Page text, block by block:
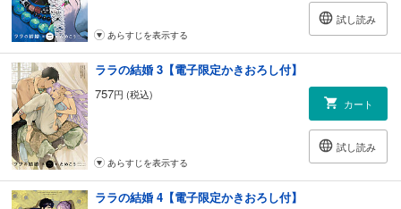
試し読み
あらすじを表示する
ララの結婚 3【電子限定かきおろし付】
757円 (税込)
カート
試し読み
あらすじを表示する
ララの結婚 4【電子限定かきおろし付】